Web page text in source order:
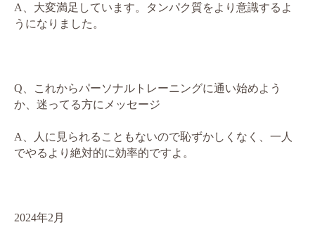
A、大変満足しています。タンパク質をより意識するよ
うになりました。
Q、これからパーソナルトレーニングに通い始めよう
か、迷ってる方にメッセージ
A、人に見られることもないので恥ずかしくなく、一人
でやるより絶対的に効率的ですよ。
2024年2月